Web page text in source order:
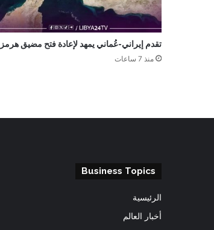
تقدم إيراني-عُماني يمهد لإعادة فتح مضيق هرمز
منذ 7 ساعات
Business Topics
الرئيسية
أخبار العالم